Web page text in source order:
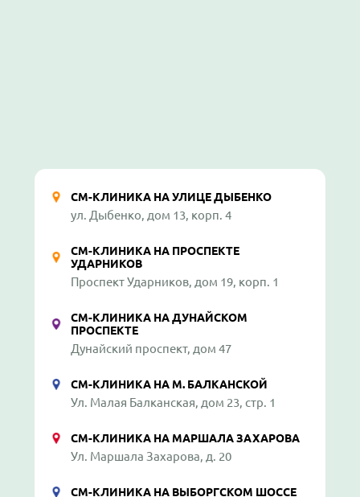
СМ-КЛИНИКА НА УЛИЦЕ ДЫБЕНКО
ул. Дыбенко, дом 13, корп. 4
СМ-КЛИНИКА НА ПРОСПЕКТЕ
УДАРНИКОВ
Проспект Ударников, дом 19, корп. 1
СМ-КЛИНИКА НА ДУНАЙСКОМ
ПРОСПЕКТЕ
Дунайский проспект, дом 47
СМ-КЛИНИКА НА М. БАЛКАНСКОЙ
Ул. Малая Балканская, дом 23, стр. 1
СМ-КЛИНИКА НА МАРШАЛА ЗАХАРОВА
Ул. Маршала Захарова, д. 20
СМ-КЛИНИКА НА ВЫБОРГСКОМ ШОССЕ